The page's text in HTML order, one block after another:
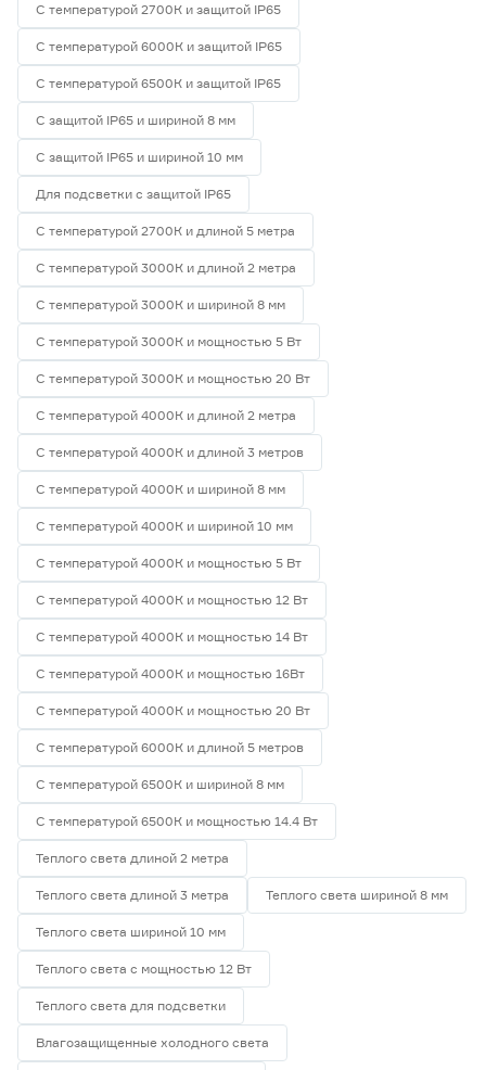
С температурой 2700К и защитой IP65
С температурой 6000К и защитой IP65
С температурой 6500К и защитой IP65
С защитой IP65 и шириной 8 мм
С защитой IP65 и шириной 10 мм
Для подсветки с защитой IP65
С температурой 2700К и длиной 5 метра
С температурой 3000К и длиной 2 метра
С температурой 3000К и шириной 8 мм
С температурой 3000К и мощностью 5 Вт
С температурой 3000К и мощностью 20 Вт
С температурой 4000К и длиной 2 метра
С температурой 4000К и длиной 3 метров
С температурой 4000К и шириной 8 мм
С температурой 4000К и шириной 10 мм
С температурой 4000К и мощностью 5 Вт
С температурой 4000К и мощностью 12 Вт
С температурой 4000К и мощностью 14 Вт
С температурой 4000К и мощностью 16Вт
С температурой 4000К и мощностью 20 Вт
С температурой 6000К и длиной 5 метров
С температурой 6500К и шириной 8 мм
С температурой 6500К и мощностью 14.4 Вт
Теплого света длиной 2 метра
Теплого света длиной 3 метра Теплого света шириной 8 мм
Теплого света шириной 10 мм
Теплого света с мощностью 12 Вт
Теплого света для подсветки
Влагозащищенные холодного света